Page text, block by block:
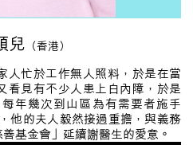
兒 （香港）
人忙於工作無人照料，於是在當
看見有不少人患上白內障，於是
年幾次到山區為有需要者施手
他的夫人毅然接過重擔，與義務
基金會」延續謝醫生的愛意。